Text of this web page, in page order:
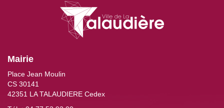
Mairie
Place Jean Moulin
CS 30141
42351 LA TALAUDIERE Cedex